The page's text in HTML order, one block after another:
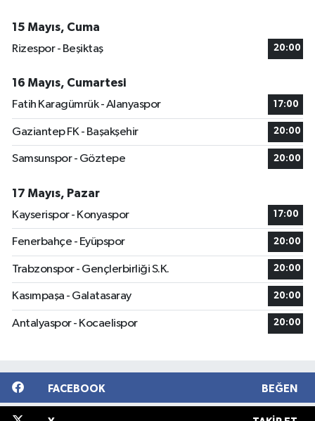
15 Mayıs, Cuma
Rizespor - Beşiktaş
20:00
16 Mayıs, Cumartesi
Fatih Karagümrük - Alanyaspor
17:00
Gaziantep FK - Başakşehir 20:00
Samsunspor - Göztepe 20:00
17 Mayıs, Pazar
Kayserispor - Konyaspor
17:00
Fenerbahçe - Eyüpspor 20:00
Trabzonspor - Gençlerbirliği S.K. 20:00
Kasımpaşa - Galatasaray 20:00
Antalyaspor - Kocaelispor 20:00
FACEBOOK BEĞEN